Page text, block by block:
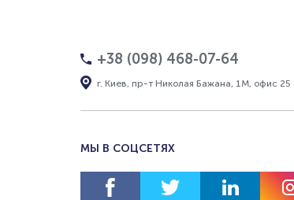
+38 (098) 468-07-64
г. Киев, пр-т Николая Бажана, 1М, офис 25
МЫ В СОЦСЕТЯХ